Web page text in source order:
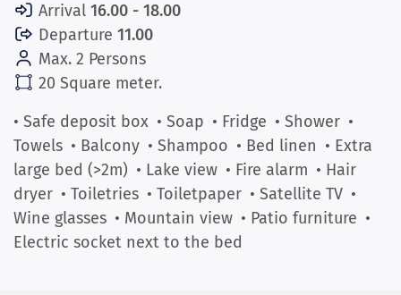
Arrival 16.00 - 18.00
Departure 11.00
Max. 2 Persons
20 Square meter.
• Safe deposit box • Soap • Fridge • Shower •
Towels • Balcony • Shampoo • Bed linen • Extra
large bed (>2m) • Lake view • Fire alarm • Hair
dryer • Toiletries • Toiletpaper • Satellite TV •
Wine glasses • Mountain view • Patio furniture •
Electric socket next to the bed